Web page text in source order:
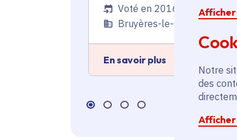
Afficher
Notre
des
Afficher
Voté en 2016
Bruyères-le-Châtel (91)
En savoir plus